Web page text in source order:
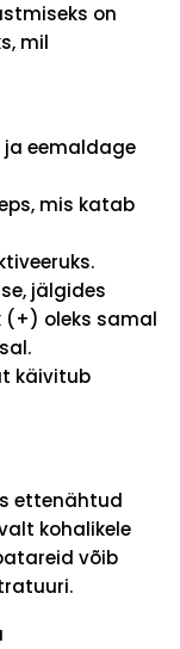
on
mil
eemaldage
mis katab
jälgides
(+) oleks samal
käivitub
ettenähtud
kohalikele
võib